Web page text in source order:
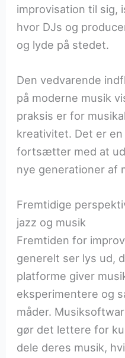
improvisation til
hvor DJs og
og lyde på stedet.
Den vedvarende
på moderne musik
praksis er for
kreativitet. Det er
fortsætter med at
nye generationer af
Fremtidige
jazz og musik
Fremtiden for
generelt ser lys ud,
platforme giver
eksperimentere og
måder.
gør det lettere for
dele deres musik,